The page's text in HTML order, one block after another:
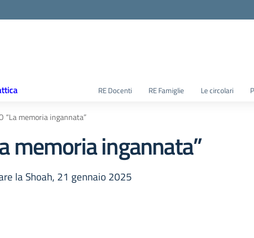
RE Docenti RE Famiglie Le circolari
“La memoria ingannata”
memoria ingannata”
la Shoah, 21 gennaio 2025